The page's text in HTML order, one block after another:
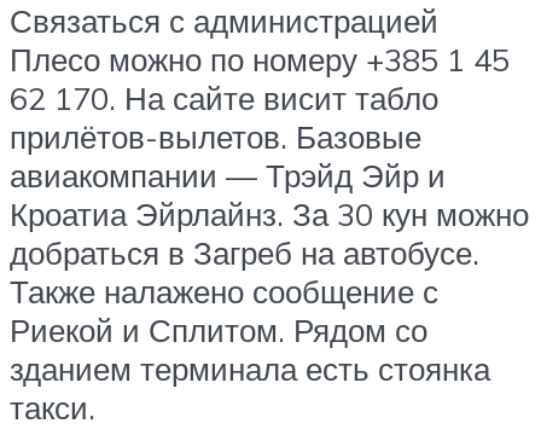
Связаться с администрацией
Плесо можно по номеру +385 1 45
62 170. На сайте висит табло
прилётов-вылетов. Базовые
авиакомпании — Трэйд Эйр и
Кроатиа Эйрлайнз. За 30 кун можно
добраться в Загреб на автобусе.
Также налажено сообщение с
Риекой и Сплитом. Рядом со
зданием терминала есть стоянка
такси.